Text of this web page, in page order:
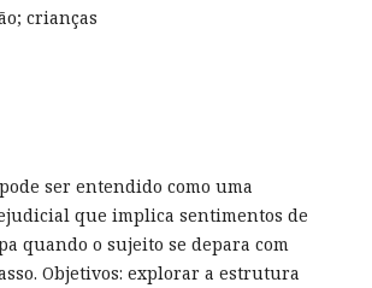
crianças
ser entendido como uma
que implica sentimentos de
quando o sujeito se depara com
Objetivos: explorar a estrutura